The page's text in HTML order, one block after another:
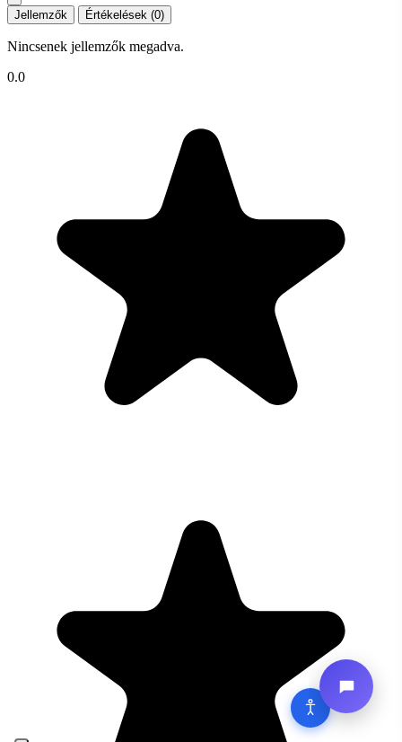
Jellemzők Értékelések (0)
Nincsenek jellemzők megadva.
0.0